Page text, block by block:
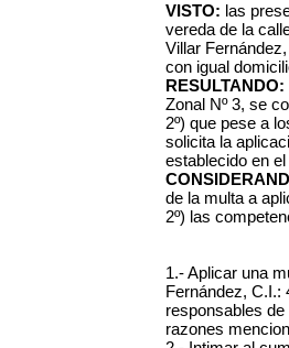
VISTO: las
vereda de la
Villar
con igual
RESULTANDO:
Zonal Nº 3, se
2º) que pese a
solicita la
establecido en
de la multa a
2º) las
1.- Aplicar una
Fernández, C.I.:
responsables de
razones